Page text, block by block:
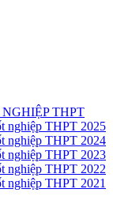
THPT
nghiệp THPT 2025
nghiệp THPT 2024
nghiệp THPT 2023
nghiệp THPT 2022
nghiệp THPT 2021